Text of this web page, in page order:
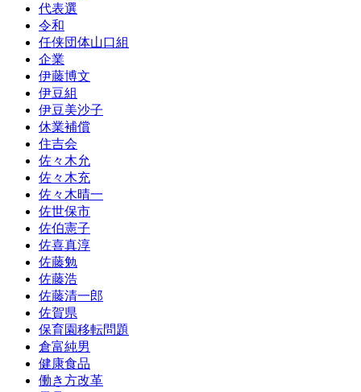
代表選
令和
任侠団体山口組
企業
伊藤博文
伊豆組
伊豆美沙子
休業補償
住吉会
佐々木允
佐々木充
佐々木晴一
佐世保市
佐伯憲子
佐喜真淳
佐藤勉
佐藤浩
佐藤清一郎
佐賀県
保育園移転問題
倉富純男
健康食品
働き方改革